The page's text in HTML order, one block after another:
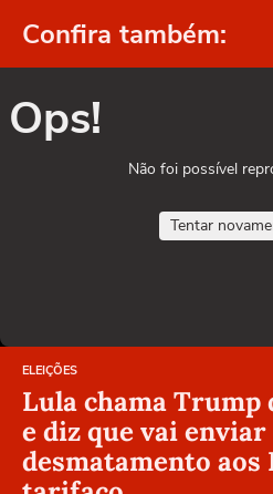
Confira também:
Ops!
Não foi possível
Tentar
ELEIÇÕES
Lula chama Trump
e diz que vai enviar
desmatamento aos